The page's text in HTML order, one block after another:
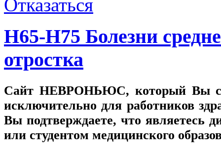
Отказаться
H65-H75 Болезни
отростка
Сайт НЕВРОНЬЮС, который Вы
исключительно для работников
Вы подтверждаете, что являетесь
или студентом медицинского